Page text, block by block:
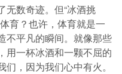
无数奇迹。但“冰酒挑
育？也许，体育就是一
不平凡的瞬间。就像那些
用一杯冰酒和一颗不屈的
，因为我们心中有火。